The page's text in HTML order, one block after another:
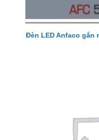
Đèn LED Anfaco gắn